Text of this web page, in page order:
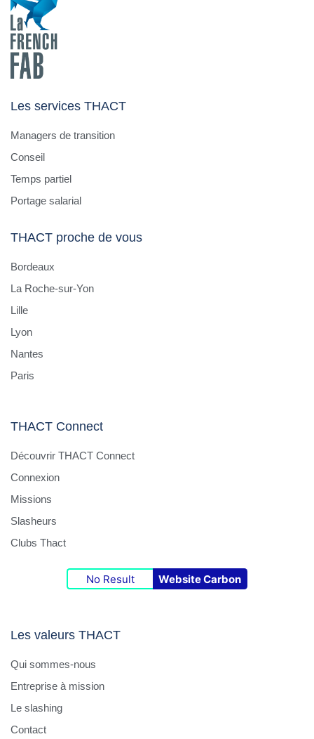
Les services THACT
Managers de transition
Conseil
Temps partiel
Portage salarial
THACT proche de vous
Bordeaux
La Roche-sur-Yon
Lille
Lyon
Nantes
Paris
THACT Connect
Découvrir THACT Connect
Connexion
Missions
Slasheurs
Clubs Thact
No Result Website Carbon
Les valeurs THACT
Qui sommes-nous
Entreprise à mission
Le slashing
Contact